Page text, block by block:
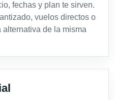
fechas y plan te sirven.
vuelos directos o
alternativa de la misma